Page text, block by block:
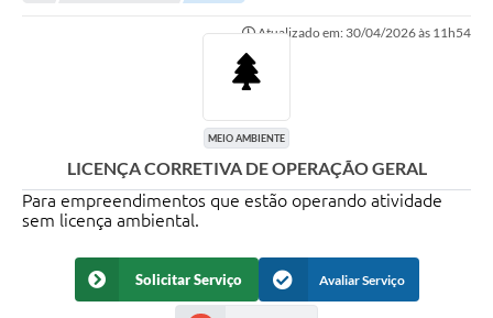
Atualizado em: 30/04/2026 às 11h54
MEIO AMBIENTE
LICENÇA CORRETIVA DE OPERAÇÃO GERAL
Para empreendimentos que estão operando atividade
sem licença ambiental.
Solicitar Serviço Avaliar Serviço